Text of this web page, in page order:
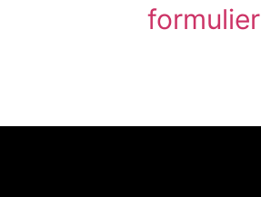
formulier